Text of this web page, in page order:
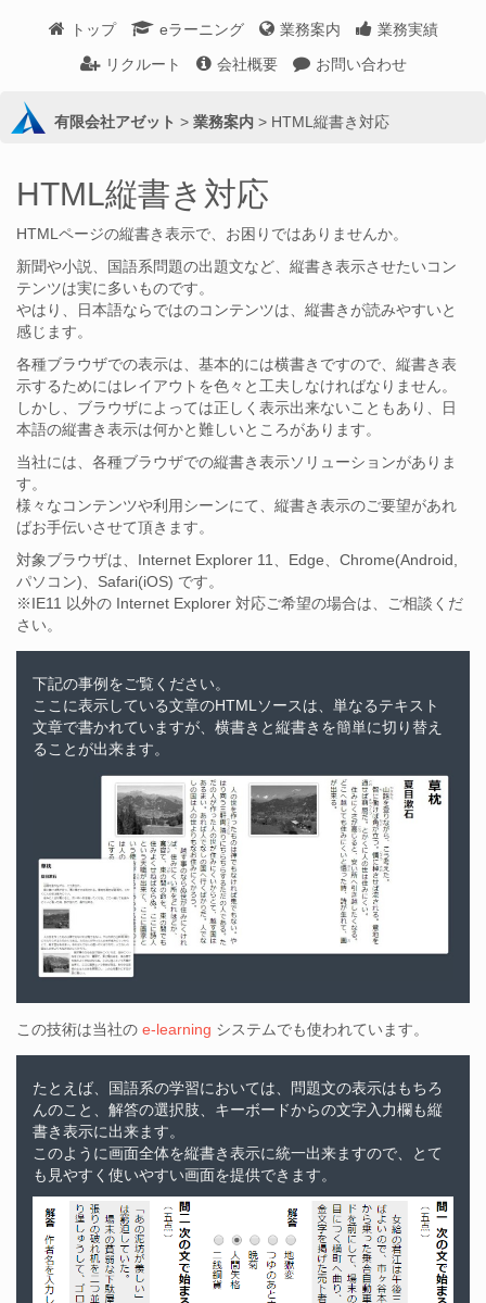
トップ eラーニング 業務案内
業務実績
リクルート
会社概要 お問い合わせ
有限会社アゼット > 業務案内 > HTML縦書き対応
HTML縦書き対応
HTMLページの縦書き表示で、お困りではありませんか。
新聞や小説、国語系問題の出題文など、縦書き表示させたいコン
テンツは実に多いものです。
やはり、日本語ならではのコンテンツは、縦書きが読みやすいと
感じます。
各種ブラウザでの表示は、基本的には横書きですので、縦書き表
示するためにはレイアウトを色々と工夫しなければなりません。
しかし、ブラウザによっては正しく表示出来ないこともあり、日
本語の縦書き表示は何かと難しいところがあります。
当社には、各種ブラウザでの縦書き表示ソリューションがありま
す。
様々なコンテンツや利用シーンにて、縦書き表示のご要望があれ
ばお手伝いさせて頂きます。
対象ブラウザは、Internet Explorer 11、Edge、Chrome(Android,
パソコン)、Safari(iOS) です。
※IE11 以外の Internet Explorer 対応ご希望の場合は、ご相談くだ
さい。
下記の事例をご覧ください。
ここに表示している文章のHTMLソースは、単なるテキスト
文章で書かれていますが、横書きと縦書きを簡単に切り替え
ることが出来ます。
この技術は当社の e-learning システムでも使われています。
たとえば、国語系の学習においては、問題文の表示はもちろ
んのこと、解答の選択肢、キーボードからの文字入力欄も縦
書き表示に出来ます。
このように画面全体を縦書き表示に統一出来ますので、とて
も見やすく使いやすい画面を提供できます。